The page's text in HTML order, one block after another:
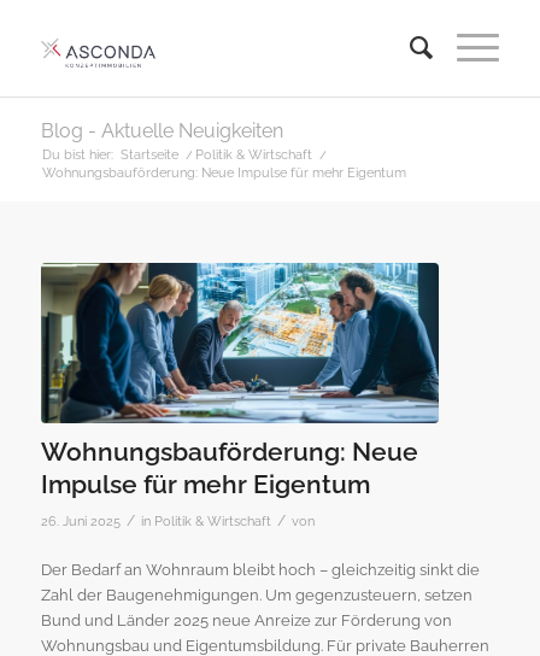
Blog - Aktuelle Neuigkeiten
Du bist hier: Startseite / Politik & Wirtschaft /
Wohnungsbauförderung: Neue Impulse für mehr Eigentum
Wohnungsbauförderung: Neue
Impulse für mehr Eigentum
26. Juni 2025 / in Politik & Wirtschaft / von
Der Bedarf an Wohnraum bleibt hoch – gleichzeitig sinkt die
Zahl der Baugenehmigungen. Um gegenzusteuern, setzen
Bund und Länder 2025 neue Anreize zur Förderung von
Wohnungsbau und Eigentumsbildung. Für private Bauherren